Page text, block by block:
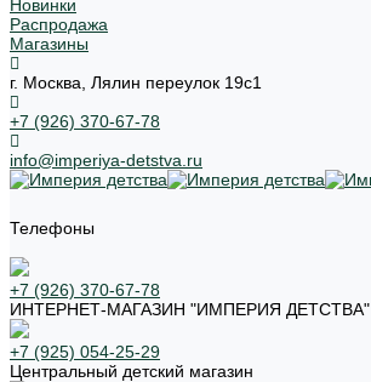
Новинки
Распродажа
Магазины
г. Москва, Лялин переулок 19с1
+7 (926) 370-67-78
info@imperiya-detstva.ru
Телефоны
+7 (926) 370-67-78
ИНТЕРНЕТ-МАГАЗИН "ИМПЕРИЯ ДЕТСТВА"
+7 (925) 054-25-29
Центральный детский магазин